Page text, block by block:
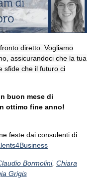
diretto. Vogliamo
assicurandoci che la tua
sfide che il futuro ci
buon mese di
ottimo fine anno!
feste dai consulenti di
Bormolini, Chiara
Grigis